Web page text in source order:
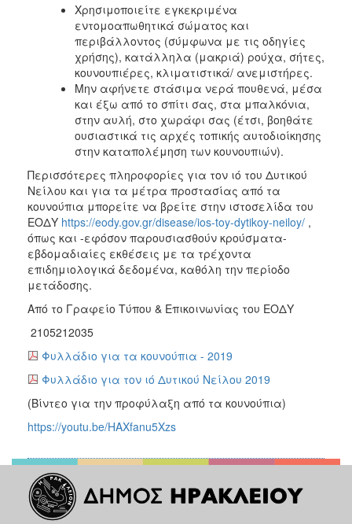
Χρησιμοποιείτε εγκεκριμένα
εντομοαπωθητικά σώματος και
περιβάλλοντος (σύμφωνα με τις οδηγίες
χρήσης), κατάλληλα (μακριά) ρούχα, σήτες,
κουνουπιέρες, κλιματιστικά/ ανεμιστήρες.
Μην αφήνετε στάσιμα νερά πουθενά, μέσα
και έξω από το σπίτι σας, στα μπαλκόνια,
στην αυλή, στο χωράφι σας (έτσι, βοηθάτε
ουσιαστικά τις αρχές τοπικής αυτοδιοίκησης
στην καταπολέμηση των κουνουπιών).
Περισσότερες πληροφορίες για τον ιό του Δυτικού
Νείλου και για τα μέτρα προστασίας από τα
κουνούπια μπορείτε να βρείτε στην ιστοσελίδα του
ΕΟΔΥ https://eody.gov.gr/disease/ios-toy-dytikoy-neiloy/ ,
όπως και -εφόσον παρουσιασθούν κρούσματα-
εβδομαδιαίες εκθέσεις με τα τρέχοντα
επιδημιολογικά δεδομένα, καθόλη την περίοδο
μετάδοσης.
Από το Γραφείο Τύπου & Επικοινωνίας του ΕΟΔΥ
2105212035
Φυλλάδιο για τα κουνούπια - 2019
Φυλλάδιο για τον ιό Δυτικού Νείλου 2019
(Βίντεο για την προφύλαξη από τα κουνούπια)
https://youtu.be/HAXfanu5Xzs